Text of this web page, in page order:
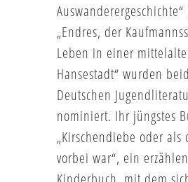
„Endres, der
Leben in einer
Hansestadt“ wurden
Deutschen
nominiert. Ihr jüngstes
„Kirschendiebe oder als
vorbei war“, ein